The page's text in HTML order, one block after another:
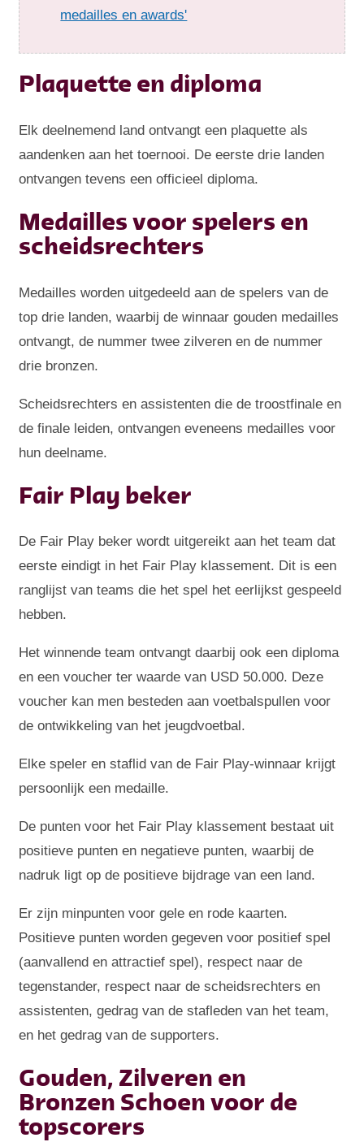
medailles en awards'
Plaquette en diploma
Elk deelnemend land ontvangt een plaquette als
aandenken aan het toernooi. De eerste drie landen
ontvangen tevens een officieel diploma.
Medailles voor spelers en
scheidsrechters
Medailles worden uitgedeeld aan de spelers van de
top drie landen, waarbij de winnaar gouden medailles
ontvangt, de nummer twee zilveren en de nummer
drie bronzen.
Scheidsrechters en assistenten die de troostfinale en
de finale leiden, ontvangen eveneens medailles voor
hun deelname.
Fair Play beker
De Fair Play beker wordt uitgereikt aan het team dat
eerste eindigt in het Fair Play klassement. Dit is een
ranglijst van teams die het spel het eerlijkst gespeeld
hebben.
Het winnende team ontvangt daarbij ook een diploma
en een voucher ter waarde van USD 50.000. Deze
voucher kan men besteden aan voetbalspullen voor
de ontwikkeling van het jeugdvoetbal.
Elke speler en staflid van de Fair Play-winnaar krijgt
persoonlijk een medaille.
De punten voor het Fair Play klassement bestaat uit
positieve punten en negatieve punten, waarbij de
nadruk ligt op de positieve bijdrage van een land.
Er zijn minpunten voor gele en rode kaarten.
Positieve punten worden gegeven voor positief spel
(aanvallend en attractief spel), respect naar de
tegenstander, respect naar de scheidsrechters en
assistenten, gedrag van de stafleden van het team,
en het gedrag van de supporters.
Gouden, Zilveren en
Bronzen Schoen voor de
topscorers